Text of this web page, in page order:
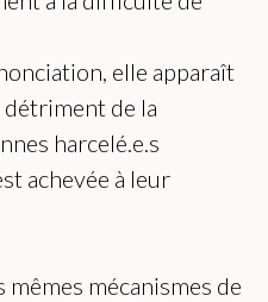
elle apparaît
de la
harcelé.e.s
achevée à leur
mécanismes de